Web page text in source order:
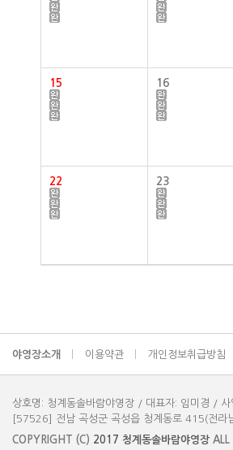
15 16
22 23
야영장소개 이용약관 개인정보취급방침
상호명: 청계동솔바람야영장 / 대표자: 임미경 /
[57526] 전남 곡성군 곡성읍 청계동로 415(
COPYRIGHT (C) 2017 청계동솔바람야영장 ALL